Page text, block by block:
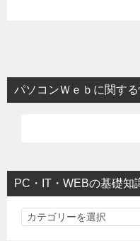
パソコンＷｅｂに関す
PC・IT・WEBの基礎知
PC・IT・WEBの基礎知識